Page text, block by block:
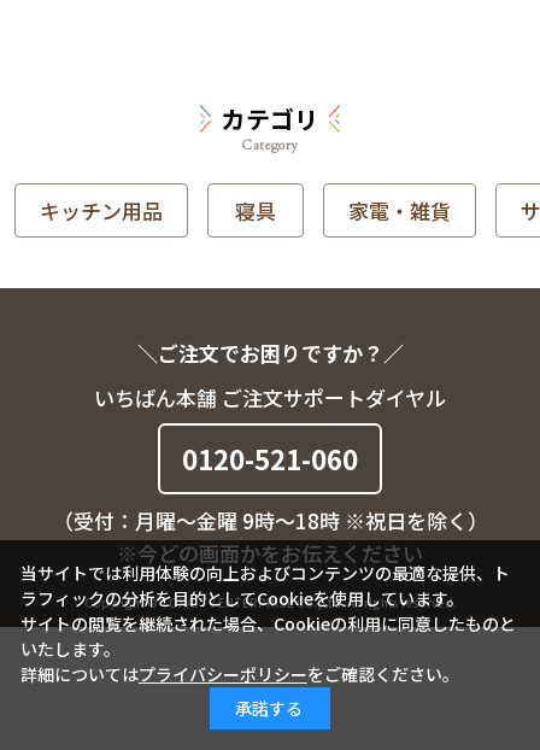
カテゴリ
Category
キッチン用品 寝具 家電・雑貨
＼ご注文でお困りですか？／
いちばん本舗 ご注文サポートダイヤル
0120-521-060
（受付：月曜～金曜 9時～18時 ※祝日を除く）
※今どの画面かをお伝えください
Copyright © TOKAI TV ENTERPRISE Co.,Ltd. All rights reserved.
当サイトでは利用体験の向上およびコンテンツの最適な提供、ト
ラフィックの分析を目的としてCookieを使用しています。
サイトの閲覧を継続された場合、Cookieの利用に同意したものと
いたします。
詳細についてはプライバシーポリシーをご確認ください。
承諾する